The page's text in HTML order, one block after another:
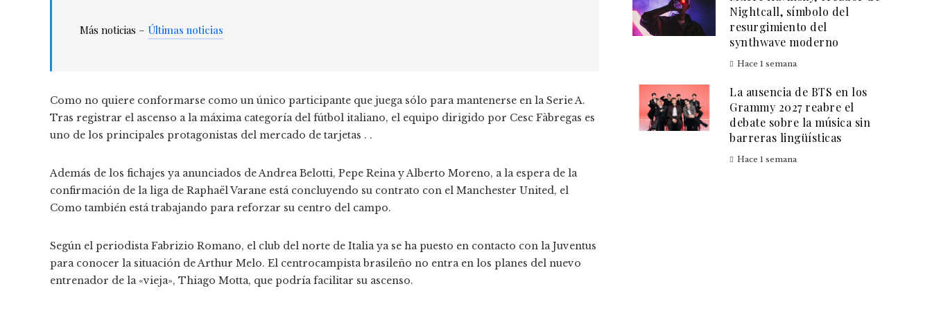
Más noticias – Últimas noticias
Como no quiere conformarse como un único participante que juega sólo para mantenerse en la Serie A.
Tras registrar el ascenso a la máxima categoría del fútbol italiano, el equipo dirigido por Cesc Fàbregas es
uno de los principales protagonistas del mercado de tarjetas . .
Además de los fichajes ya anunciados de Andrea Belotti, Pepe Reina y Alberto Moreno, a la espera de la
confirmación de la liga de Raphaël Varane está concluyendo su contrato con el Manchester United, el
Como también está trabajando para reforzar su centro del campo.
Según el periodista Fabrizio Romano, el club del norte de Italia ya se ha puesto en contacto con la Juventus
para conocer la situación de Arthur Melo. El centrocampista brasileño no entra en los planes del nuevo
entrenador de la «vieja», Thiago Motta, que podría facilitar su ascenso.
Nightcall, símbolo del
resurgimiento del
synthwave moderno
Hace 1 semana
La ausencia de BTS en los
Grammy 2027 reabre el
debate sobre la música sin
barreras lingüísticas
Hace 1 semana